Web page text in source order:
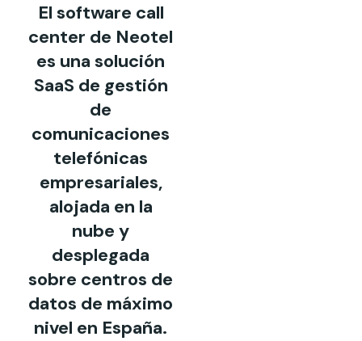
El software call
center de Neotel
es una solución
SaaS de gestión
de
comunicaciones
telefónicas
empresariales,
alojada en la
nube y
desplegada
sobre centros de
datos de máximo
nivel en España.